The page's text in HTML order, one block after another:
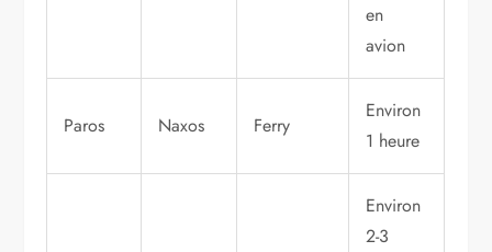
en
avion
Paros Naxos Ferry
Environ
1 heure
Environ
2-3